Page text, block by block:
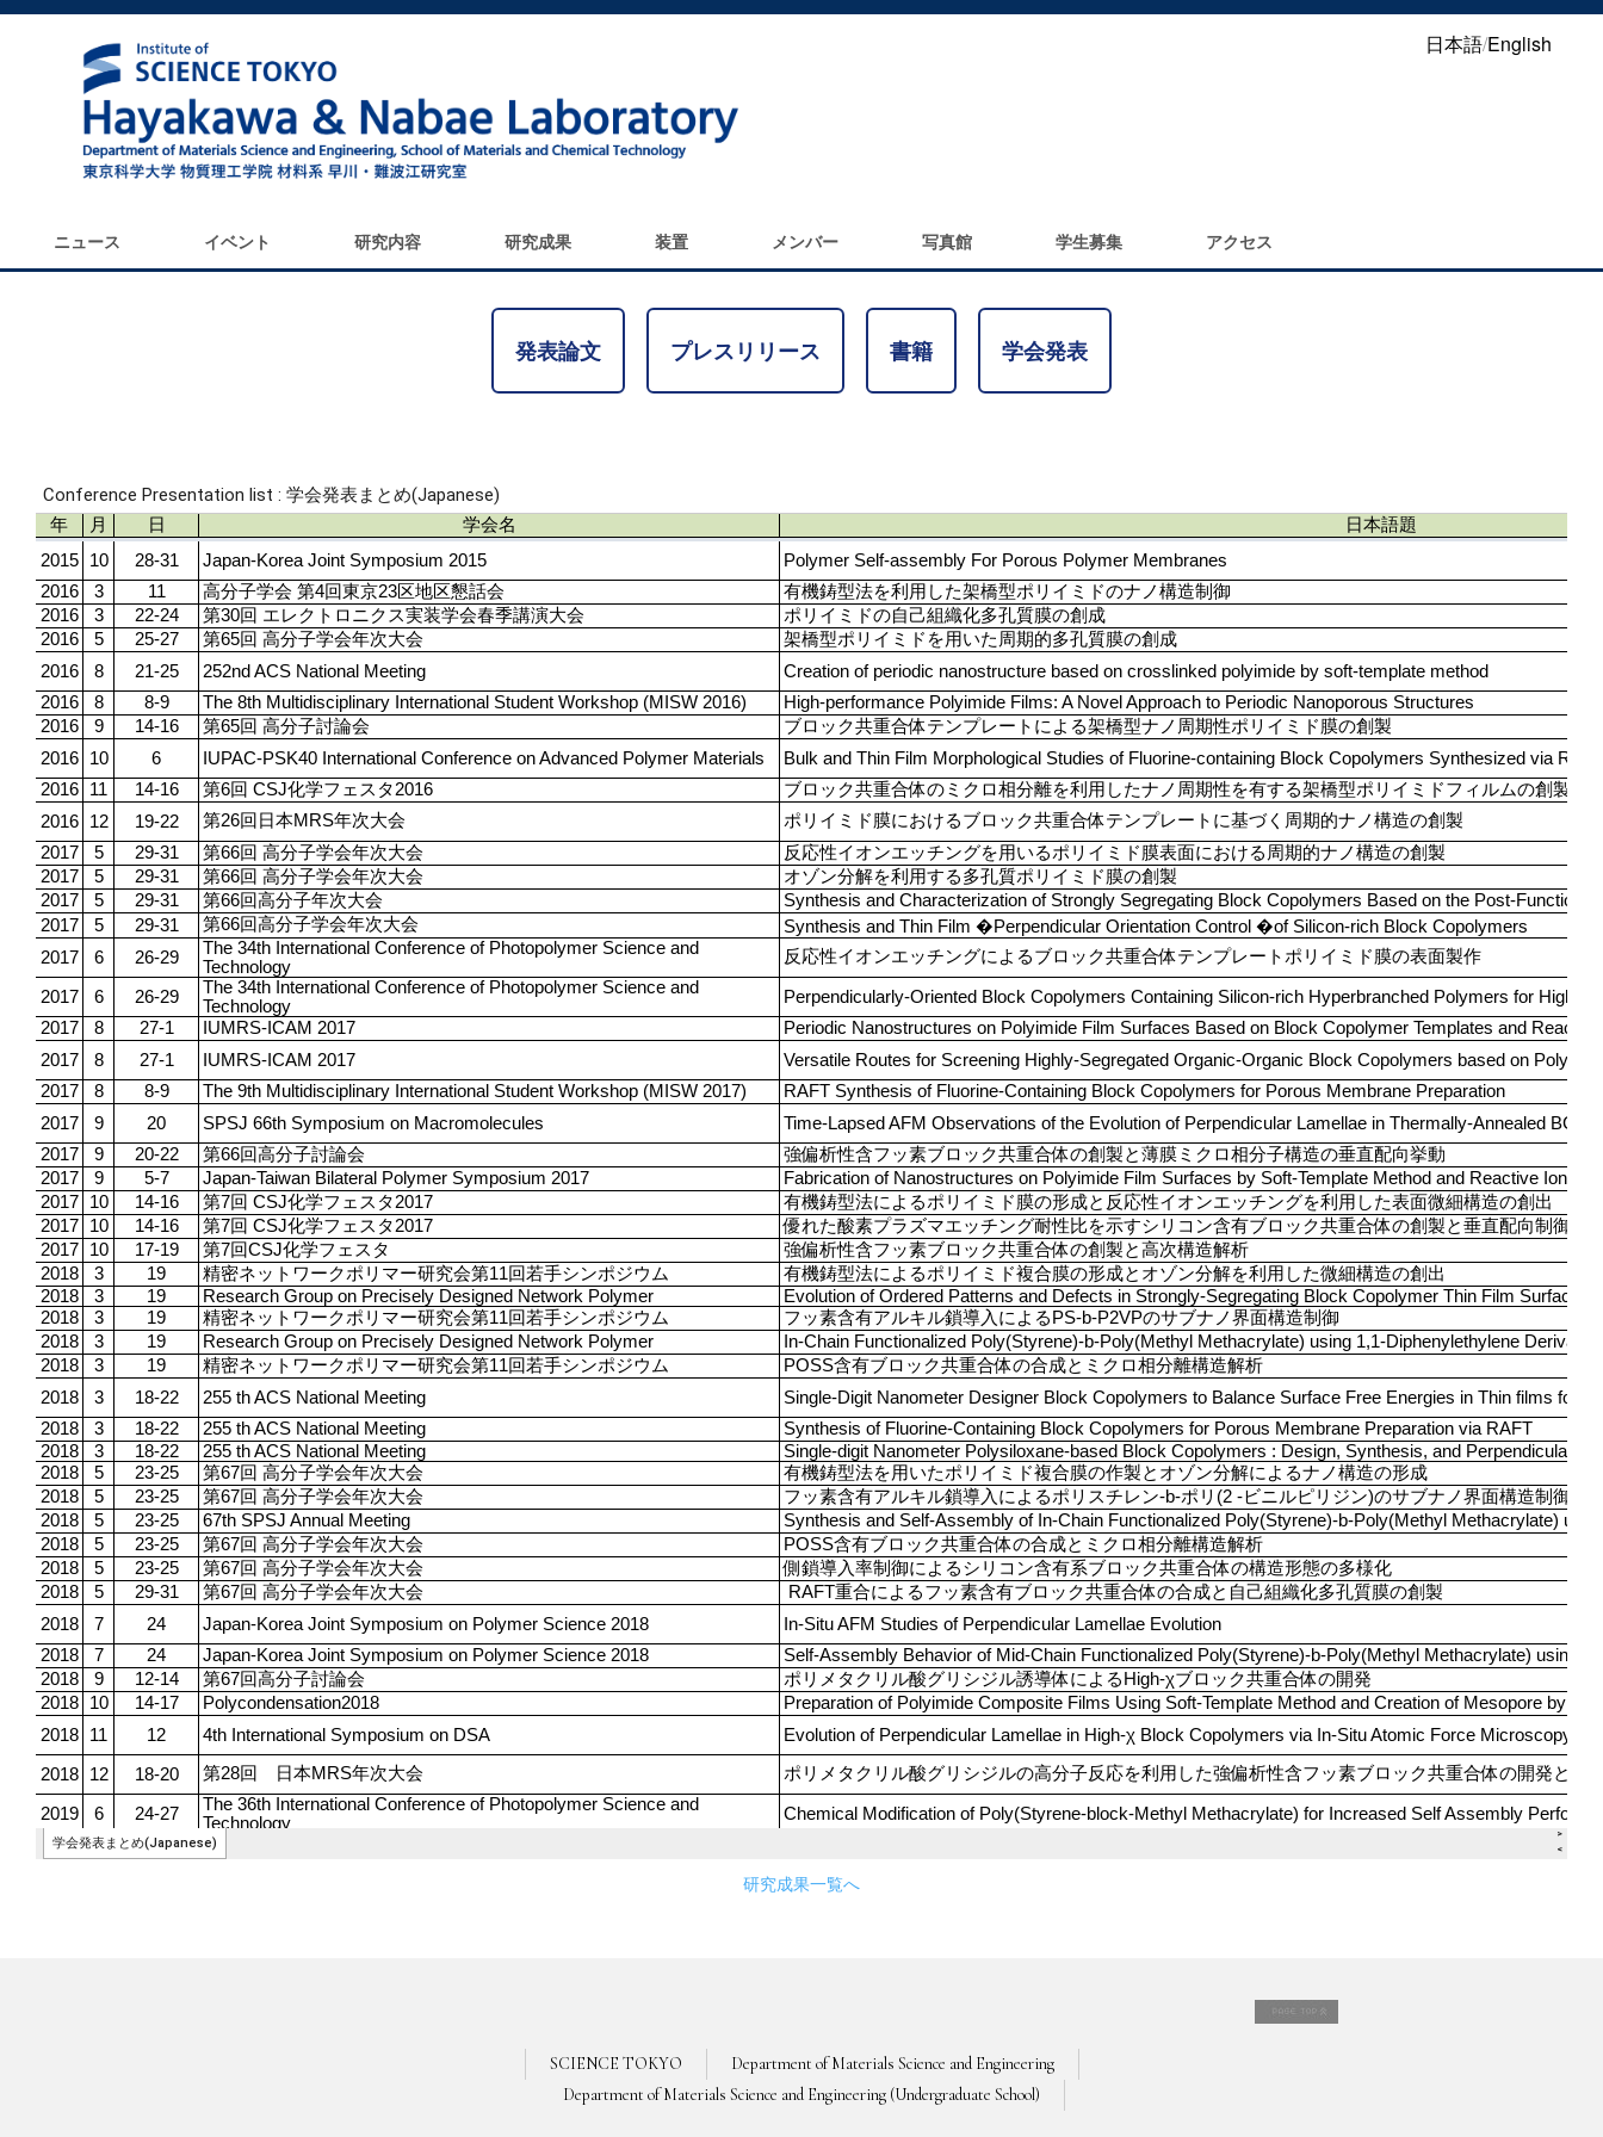
日本語/English
ニュース イベント 研究内容 研究成果 装置 メンバー 写真館 学生募集 アクセス
発表論文 プレスリリース 書籍 学会発表
研究成果一覧へ
SCIENCE TOKYO
Department of Materials Science and Engineering
Department of Materials Science and Engineering (Undergraduate School)